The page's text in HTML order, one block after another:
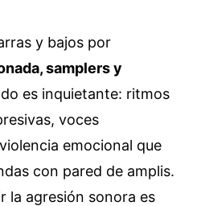
y bajos por
samplers y
es inquietante: ritmos
voces
emocional que
con pared de amplis.
la agresión sonora es